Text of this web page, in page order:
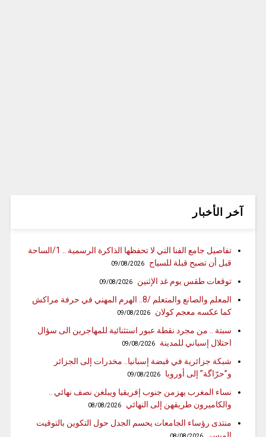
آخر الأخبار
تفاصيل جامع الفنا التي لا تحفظها الذاكرة الرسمية .. 1/الساحة
قبل أن تصبح قبلة للسياح
09/08/2026
توقعات طقس يوم غد الإثنين 09/08/2026
المعلم والصانع والمتعلم /8.. الهرم المهني في حرفة مراكش
كما عكسه معجم كولان
09/08/2026
سبتة .. من مجرد نقطة عبور استثنائية للمهاجرين الى سؤال
احتلال إسباني للمدينة
09/08/2026
شبكة جزائرية في قبضة إسبانيا.. مخدرات إلى الجزائر
و”حرّاگة” إلى أوروبا
09/08/2026
نساء المغرب يهزمن جنوب إفريقيا ويبلغن نصف نهائي ..
والكاميرون طريقهن إلى النهائي
08/08/2026
منتدى رؤساء الجامعات يحسم الجدل حول التكوين بالتوقيت